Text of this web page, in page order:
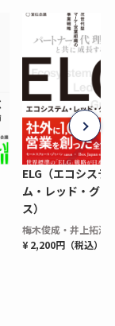
ELG（エコシステ
ム・レッド・グロ
ス）
梅木俊成・井上拓海
¥ 2,200円（税込）